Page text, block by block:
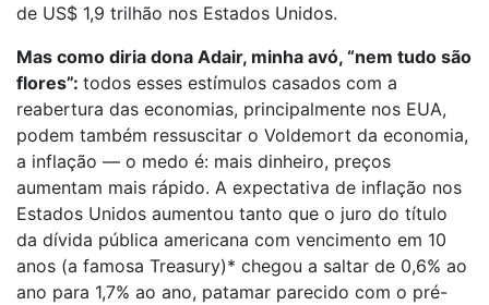
de US$ 1,9 trilhão nos Estados Unidos.
Mas como diria dona Adair, minha avó, “nem tudo são
flores”: todos esses estímulos casados com a
reabertura das economias, principalmente nos EUA,
podem também ressuscitar o Voldemort da economia,
a inflação — o medo é: mais dinheiro, preços
aumentam mais rápido. A expectativa de inflação nos
Estados Unidos aumentou tanto que o juro do título
da dívida pública americana com vencimento em 10
anos (a famosa Treasury)* chegou a saltar de 0,6% ao
ano para 1,7% ao ano, patamar parecido com o pré-